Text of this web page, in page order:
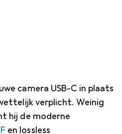
camera USB-C in plaats
verplicht. Weinig
hij de moderne
en lossless